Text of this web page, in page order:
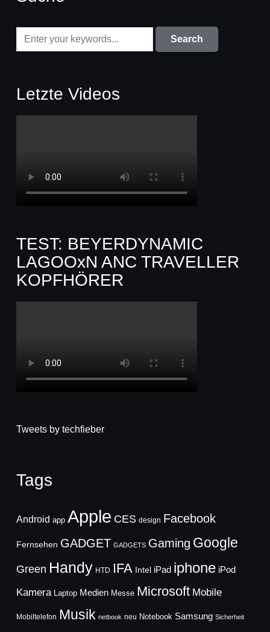
Letzte Videos
TEST: BEYERDYNAMIC
LAGOOxN ANC TRAVELLER
KOPFHÖRER
Tweets by techfieber
Tags
Android app Apple CES design Facebook
Fernsehen GADGET GADGETS Gaming Google
Green Handy HTD IFA Intel iPad iphone iPod
Kamera Laptop Medien Messe Microsoft Mobile
Mobiltelefon Musik netbook neu Notebook Samsung Sicherheit